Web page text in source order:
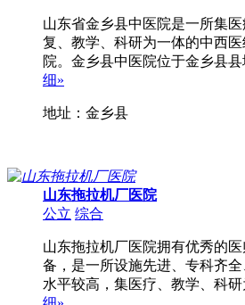
山东省金乡县中医院是一所集
复、教学、科研为一体的中西
院。金乡县中医院位于金乡县
细»
地址：金乡县
山东拖拉机厂医院
公立 综合
山东拖拉机厂医院拥有优秀的
备，是一所设施先进、专科齐
水平较高，集医疗、教学、科